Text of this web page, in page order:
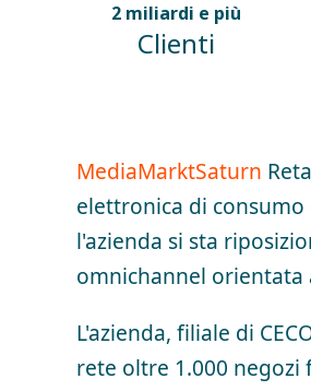
2 miliardi e più
Clienti
MediaMarktSaturn
elettronica di
l'azienda si sta
omnichannel orientata
L'azienda, filiale di
rete oltre 1.000